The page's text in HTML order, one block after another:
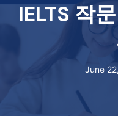
IELTS 작
June